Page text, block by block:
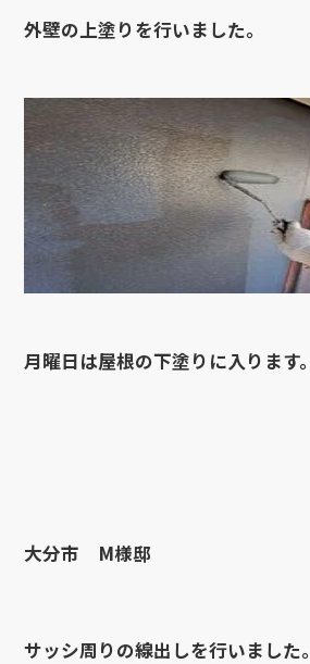
外壁の上塗りを行いました。
月曜日は屋根の下塗りに入ります。
大分市 M様邸
サッシ周りの線出しを行いました。